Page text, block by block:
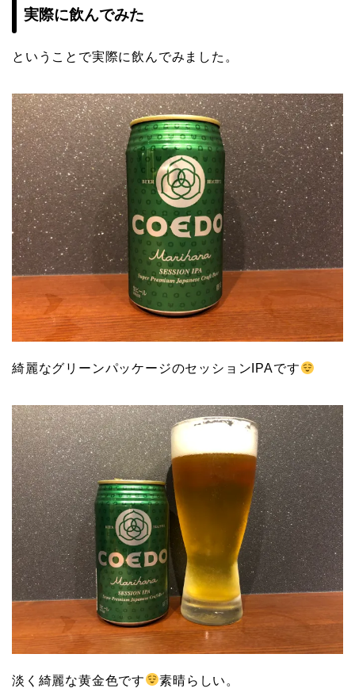
実際に飲んでみた
ということで実際に飲んでみました。
綺麗なグリーンパッケージのセッションIPAです
淡く綺麗な黄金色です 素晴らしい。